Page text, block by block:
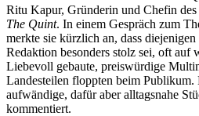
Ritu Kapur, Gründerin und Chefin
The Quint. In einem Gespräch zum
merkte sie kürzlich an, dass
Redaktion besonders stolz sei, oft auf
Liebevoll gebaute, preiswürdige
Landesteilen floppten beim
aufwändige, dafür aber alltagsnahe
kommentiert.